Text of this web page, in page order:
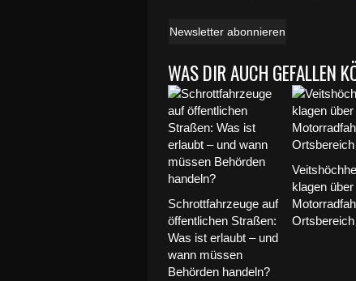
Newsletter abonnieren
WAS DIR AUCH GEFALLEN
Schrottfahrzeuge auf
öffentlichen Straßen:
Was ist erlaubt – und
wann müssen
Behörden handeln?
klagen
Ortsbereich